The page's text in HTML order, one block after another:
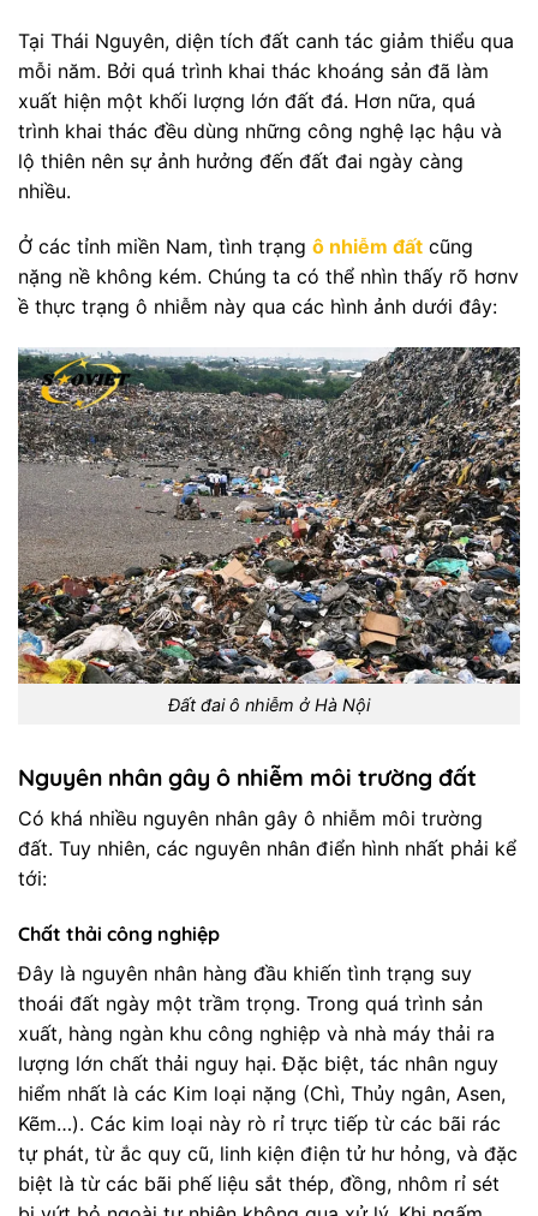
Tại Thái Nguyên, diện tích đất canh tác giảm thiểu qua
mỗi năm. Bởi quá trình khai thác khoáng sản đã làm
xuất hiện một khối lượng lớn đất đá. Hơn nữa, quá
trình khai thác đều dùng những công nghệ lạc hậu và
lộ thiên nên sự ảnh hưởng đến đất đai ngày càng
nhiều.
Ở các tỉnh miền Nam, tình trạng ô nhiễm đất cũng
nặng nề không kém. Chúng ta có thể nhìn thấy rõ hơnv
ề thực trạng ô nhiễm này qua các hình ảnh dưới đây:
Đất đai ô nhiễm ở Hà Nội
Nguyên nhân gây ô nhiễm môi trường đất
Có khá nhiều nguyên nhân gây ô nhiễm môi trường
đất. Tuy nhiên, các nguyên nhân điển hình nhất phải kể
tới:
Chất thải công nghiệp
Đây là nguyên nhân hàng đầu khiến tình trạng suy
thoái đất ngày một trầm trọng. Trong quá trình sản
xuất, hàng ngàn khu công nghiệp và nhà máy thải ra
lượng lớn chất thải nguy hại. Đặc biệt, tác nhân nguy
hiểm nhất là các Kim loại nặng (Chì, Thủy ngân, Asen,
Kẽm…). Các kim loại này rò rỉ trực tiếp từ các bãi rác
tự phát, từ ắc quy cũ, linh kiện điện tử hư hỏng, và đặc
biệt là từ các bãi phế liệu sắt thép, đồng, nhôm rỉ sét